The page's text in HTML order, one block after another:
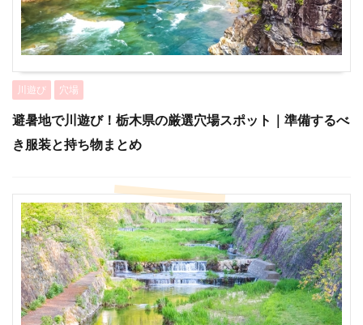
川遊び 穴場
避暑地で川遊び！栃木県の厳選穴場スポット｜準備するべ
き服装と持ち物まとめ